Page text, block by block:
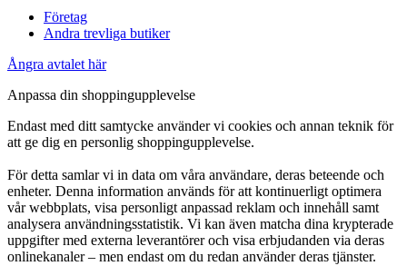
Företag
Andra trevliga butiker
Ångra avtalet här
Anpassa din shoppingupplevelse
Endast med ditt samtycke använder vi cookies och annan teknik för
att ge dig en personlig shoppingupplevelse.
För detta samlar vi in data om våra användare, deras beteende och
enheter. Denna information används för att kontinuerligt optimera
vår webbplats, visa personligt anpassad reklam och innehåll samt
analysera användningsstatistik. Vi kan även matcha dina krypterade
uppgifter med externa leverantörer och visa erbjudanden via deras
onlinekanaler – men endast om du redan använder deras tjänster.